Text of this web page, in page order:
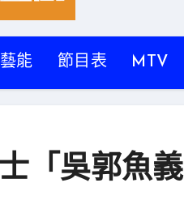
能 節目表 MTV
「吳郭魚義